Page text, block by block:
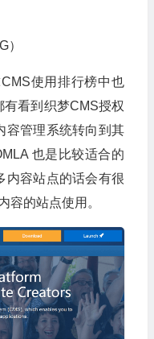
）
使用排行榜中也
有看到织梦CMS授权
容管理系统转向到其
也是比较适合的
内容站点的话会有很
容的站点使用。